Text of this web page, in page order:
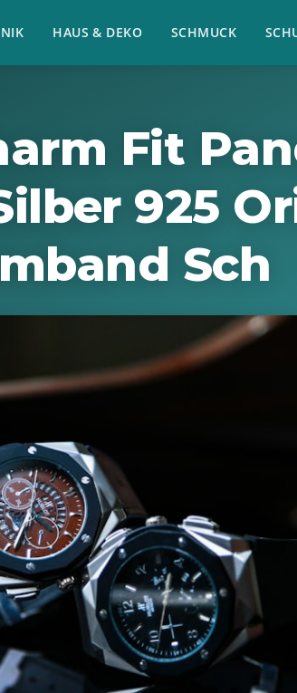
HAUS & DEKO SCHMUCK
Fit
925
Sch